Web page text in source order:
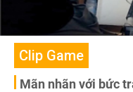
Clip Game
Mãn nhãn với bức